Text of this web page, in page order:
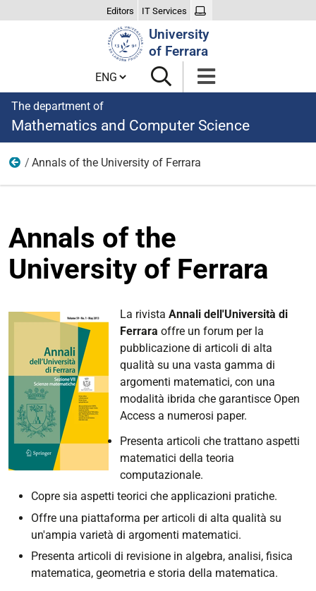
Editors IT Services
University
of Ferrara
Cambia lingua
The department of
Mathematics and Computer Science
Research
Annals of the University of Ferrara
Annals of the
University of Ferrara
La rivista Annali dell'Università di
Ferrara offre un forum per la
pubblicazione di articoli di alta
qualità su una vasta gamma di
argomenti matematici, con una
modalità ibrida che garantisce Open
Access a numerosi paper.
Presenta articoli che trattano aspetti
matematici della teoria
computazionale.
Copre sia aspetti teorici che applicazioni pratiche.
Offre una piattaforma per articoli di alta qualità su
un'ampia varietà di argomenti matematici.
Presenta articoli di revisione in algebra, analisi, fisica
matematica, geometria e storia della matematica.